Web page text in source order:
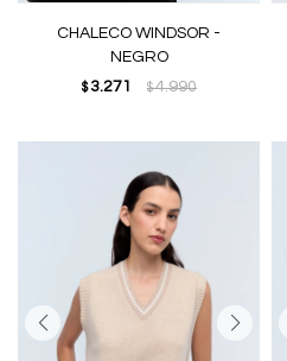
CHALECO WINDSOR -
NEGRO
$ 3.271 $4.990